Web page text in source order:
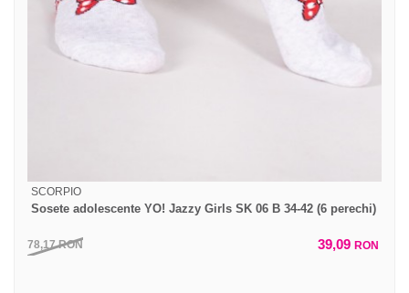
SCORPIO
Sosete adolescente YO! Jazzy Girls SK 06 B 34-42 (6 perechi)
78,17RON 39,09 RON